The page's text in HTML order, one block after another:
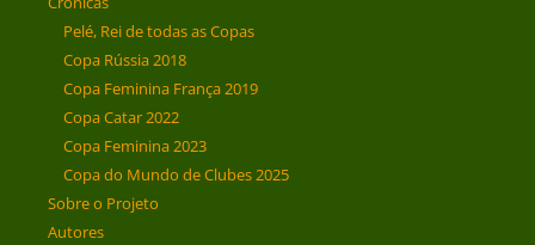
Pelé, Rei de todas as Copas
Copa Rússia 2018
Copa Feminina França 2019
Copa Catar 2022
Copa Feminina 2023
Copa do Mundo de Clubes 2025
Sobre o Projeto
Autores